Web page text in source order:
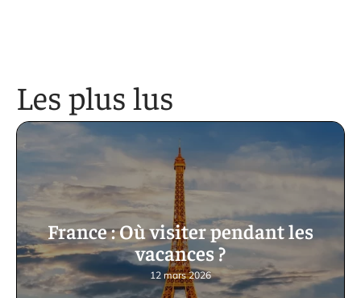
Les plus lus
France : Où visiter pendant les
vacances ?
12 mars 2026